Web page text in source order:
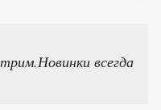
всегда